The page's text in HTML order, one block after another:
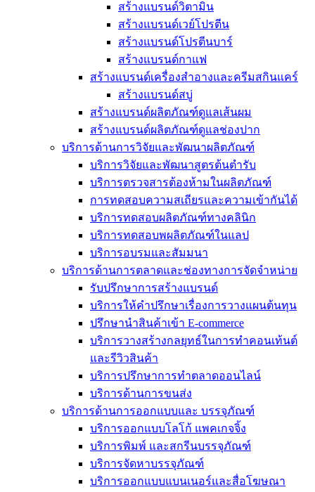
สร้างแบรนด์วิตามิน
สร้างแบรนด์เวย์โปรตีน
สร้างแบรนด์โปรตีนบาร์
สร้างแบรนด์กาแฟ
สร้างแบรนด์เครื่องสำอางและครีมสกินแคร์
สร้างแบรนด์สบู่
สร้างแบรนด์ผลิตภัณฑ์ดูแลเส้นผม
สร้างแบรนด์ผลิตภัณฑ์ดูแลช่องปาก
บริการด้านการวิจัยและพัฒนาผลิตภัณฑ์
บริการวิจัยและพัฒนาสูตรต้นตำรับ
บริการตรวจสารต้องห้ามในผลิตภัณฑ์
การทดสอบความสเถียรและความเข้ากันได้
บริการทดสอบผลิตภัณฑ์ทางคลินิก
บริการทดสอบพผลิตภัณฑ์ในแลป
บริการอบรมและสัมมนา
บริการด้านการตลาดและช่องทางการจัดจำหน่าย
รับปรึกษาการสร้างแบรนด์
บริการให้คำปรึกษาเรื่องการวางแผนต้นทุน
ปรึกษานำสินค้าเข้า E-commerce
บริการวางสร้างกลยุทธ์ในการทำคอนเท้นต์
และรีวิวสินค้า
บริการปรึกษาการทำตลาดออนไลน์
บริการด้านการขนส่ง
บริการด้านการออกแบบและ บรรจุภัณฑ์
บริการออกแบบโลโก้ แพคเกจจิ้ง
บริการพิมพ์ และสกรีนบรรจุภัณฑ์
บริการจัดหาบรรจุภัณฑ์
บริการออกแบบแบนเนอร์และสื่อโฆษณา